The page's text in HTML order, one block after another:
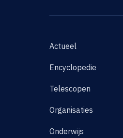
Actueel
Encyclopedie
Telescopen
Organisaties
Onderwijs